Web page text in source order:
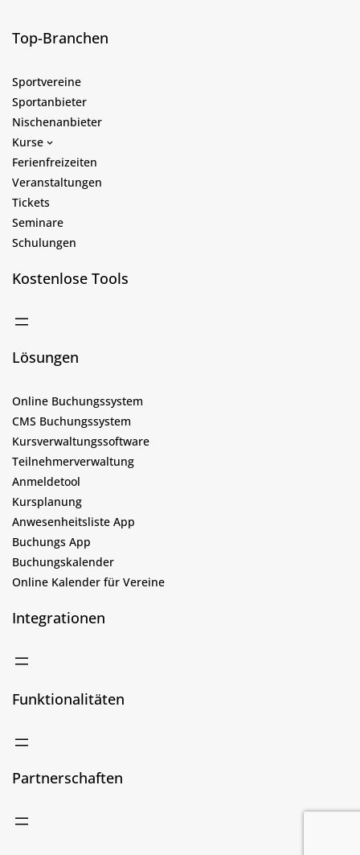
Top-Branchen
Sportvereine
Sportanbieter
Nischenanbieter
Kurse
Ferienfreizeiten
Veranstaltungen
Tickets
Seminare
Schulungen
Kostenlose Tools
Lösungen
Online Buchungssystem
CMS Buchungssystem
Kursverwaltungssoftware
Teilnehmerverwaltung
Anmeldetool
Kursplanung
Anwesenheitsliste App
Buchungs App
Buchungskalender
Online Kalender für Vereine
Integrationen
Funktionalitäten
Partnerschaften